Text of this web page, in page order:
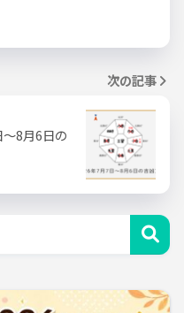
次の記事
8月6日の